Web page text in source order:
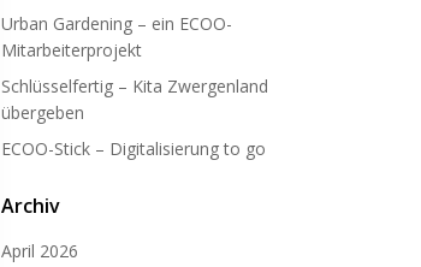
Urban Gardening – ein ECOO-
Mitarbeiterprojekt
Schlüsselfertig – Kita Zwergenland
übergeben
ECOO-Stick – Digitalisierung to go
Archiv
April 2026